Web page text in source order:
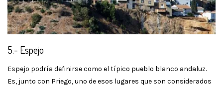
5.- Espejo
Espejo podría definirse como el típico pueblo blanco andaluz.
Es, junto con Priego, uno de esos lugares que son considerados